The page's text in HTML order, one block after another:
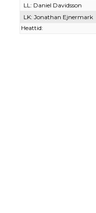
LL: Daniel Davidsson
LK: Jonathan Ejnermark
Heattid: